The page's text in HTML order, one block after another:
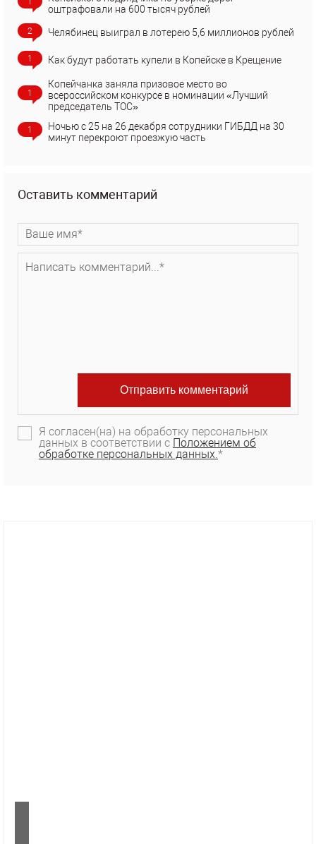
оштрафовали на 600 тысяч рублей
2 Челябинец выиграл в лотерею 5,6 миллионов рублей
1 Как будут работать купели в Копейске в Крещение
1
Копейчанка заняла призовое место во
всероссийском конкурсе в номинации «Лучший
председатель ТОС»
1
Ночью с 25 на 26 декабря сотрудники ГИБДД на 30
минут перекроют проезжую часть
Оставить комментарий
Я согласен(на) на обработку персональных
данных в соответствии с Положением об
обработке персональных данных. *